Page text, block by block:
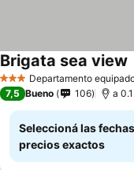
3 EstrellasDepartamento
Brigata sea view
7,5 Bueno 106 a
Seleccioná las
precios exactos